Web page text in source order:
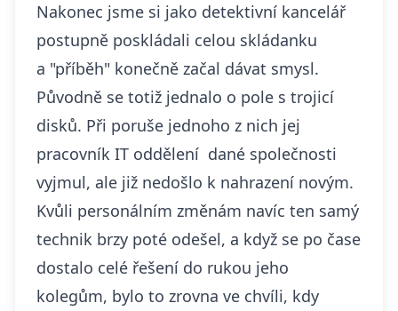
Nakonec jsme si jako detektivní kancelář
postupně poskládali celou skládanku
a "příběh" konečně začal dávat smysl.
Původně se totiž jednalo o pole s trojicí
disků. Při poruše jednoho z nich jej
pracovník IT oddělení dané společnosti
vyjmul, ale již nedošlo k nahrazení novým.
Kvůli personálním změnám navíc ten samý
technik brzy poté odešel, a když se po čase
dostalo celé řešení do rukou jeho
kolegům, bylo to zrovna ve chvíli, kdy